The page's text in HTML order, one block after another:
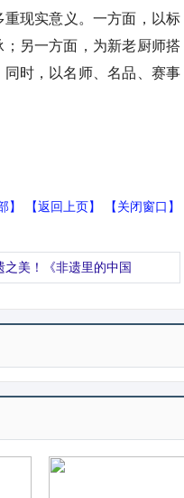
现实意义。一方面，以标
另一方面，为新老厨师搭
时，以名师、名品、赛事
】 【返回上页 】 【 关闭窗口 】
之美！《非遗里的中国